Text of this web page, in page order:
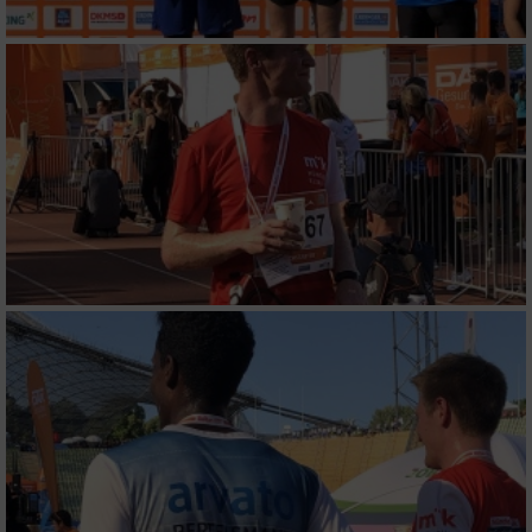
von Werbeanzeigen
Erstellung von Profilen für personalisierte
Werbung
Verwendung von Profilen zur Auswahl
personalisierter Werbung
Erstellung von Profilen zur Personalisierung
von Inhalten
Verwendung von Profilen zur Auswahl
personalisierter Inhalte
Messung der Werbeleistung
Messung der Performance von Inhalten
Analyse von Zielgruppen durch Statistiken
oder Kombinationen von Daten aus